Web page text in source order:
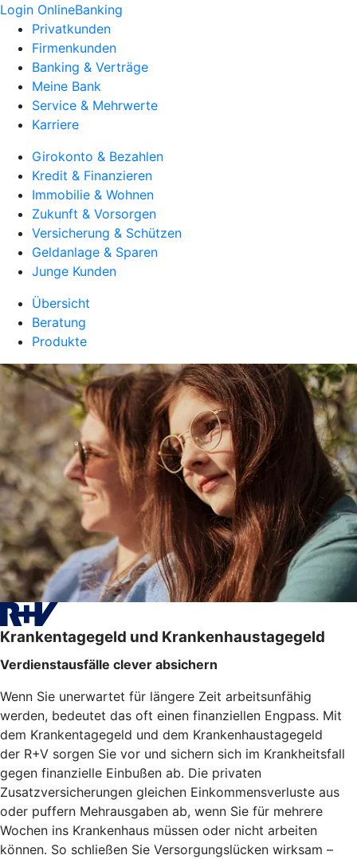
Login OnlineBanking
Privatkunden
Firmenkunden
Banking & Verträge
Meine Bank
Service & Mehrwerte
Karriere
Girokonto & Bezahlen
Kredit & Finanzieren
Immobilie & Wohnen
Zukunft & Vorsorgen
Versicherung & Schützen
Geldanlage & Sparen
Junge Kunden
Übersicht
Beratung
Produkte
Krankentagegeld und Krankenhaustagegeld
Verdienstausfälle clever absichern
Wenn Sie unerwartet für längere Zeit arbeitsunfähig
werden, bedeutet das oft einen finanziellen Engpass. Mit
dem Krankentagegeld und dem Krankenhaustagegeld
der R+V sorgen Sie vor und sichern sich im Krankheitsfall
gegen finanzielle Einbußen ab. Die privaten
Zusatzversicherungen gleichen Einkommensverluste aus
oder puffern Mehrausgaben ab, wenn Sie für mehrere
Wochen ins Krankenhaus müssen oder nicht arbeiten
können. So schließen Sie Versorgungslücken wirksam –